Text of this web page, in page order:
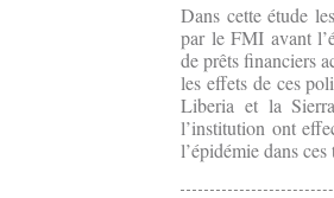
Dans cette étude
par le FMI avant
de prêts financiers
les effets de ces
Liberia et la
l’institution ont
l’épidémie dans